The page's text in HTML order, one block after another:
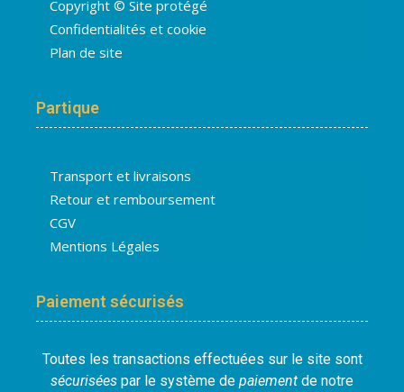
Copyright © Site protégé
Confidentialités et cookie
Plan de site
Partique
Transport et livraisons
Retour et remboursement
CGV
Mentions Légales
Paiement sécurisés
Toutes les transactions effectuées sur le site sont
sécurisées par le système de paiement de notre